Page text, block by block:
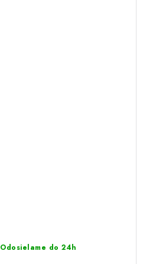
Odosielame do 24h